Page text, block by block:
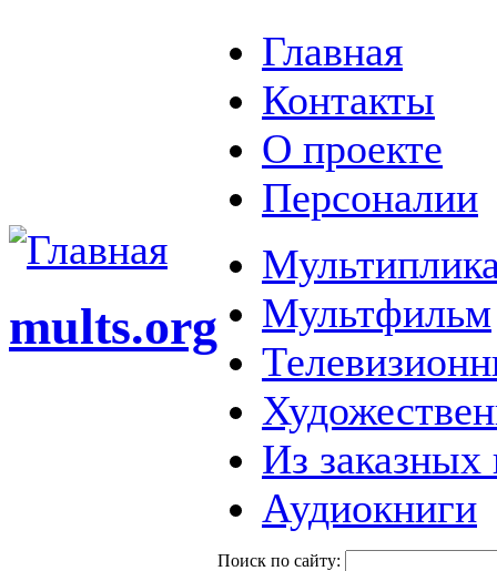
mults.org
Главная
Контакты
О проекте
Персоналии
Мультфильм
Из заказных
Аудиокниги
Поиск по сайту: